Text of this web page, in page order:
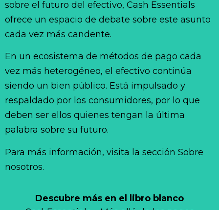
Descubre más en el libro blanco
sobre el futuro del efectivo, Cash Essentials
ofrece un espacio de debate sobre este asunto
cada vez más candente.
En un ecosistema de métodos de pago cada
vez más heterogéneo, el efectivo continúa
siendo un bien público. Está impulsado y
respaldado por los consumidores, por lo que
deben ser ellos quienes tengan la última
palabra sobre su futuro.
Para más información, visita la sección Sobre
nosotros.